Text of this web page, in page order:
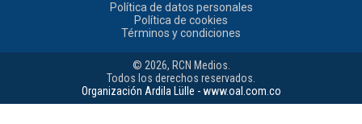
Política de datos personales
Política de cookies
Términos y condiciones
© 2026, RCN Medios.
Todos los derechos reservados.
Organización Ardila Lülle - www.oal.com.co